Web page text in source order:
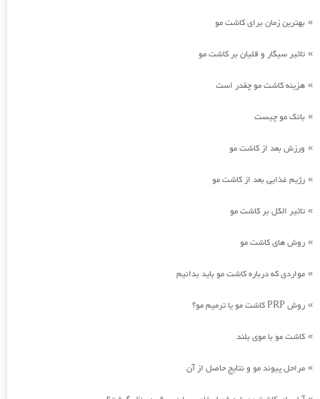
» بهترین زمان برای کاشت مو
» تاثیر سیگار و قلیان بر کاشت مو
» هزینه کاشت مو چقدر است
» بانک مو چیست
» ورزش بعد از کاشت مو
» رژیم غذایی بعد از کاشت مو
» تاثیر الکل بر کاشت مو
» روش های کاشت مو
» مواردی که درباره کاشت مو باید بدانیم
» روش PRP کاشت مو یا ترمیم مو؟
» کاشت مو با موی بلند
» مراحل پیوند مو و نتایج حاصل از آن